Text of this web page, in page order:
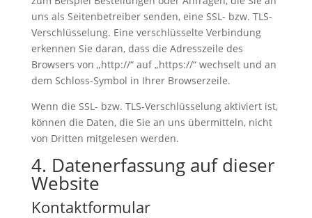
uns als Seitenbetreiber senden, eine SSL- bzw. TLS-
Verschlüsselung. Eine verschlüsselte Verbindung
erkennen Sie daran, dass die Adresszeile des
Browsers von „http://“ auf „https://“ wechselt und an
dem Schloss-Symbol in Ihrer Browserzeile.
Wenn die SSL- bzw. TLS-Verschlüsselung aktiviert ist,
können die Daten, die Sie an uns übermitteln, nicht
von Dritten mitgelesen werden.
4. Datenerfassung auf dieser
Website
Kontaktformular